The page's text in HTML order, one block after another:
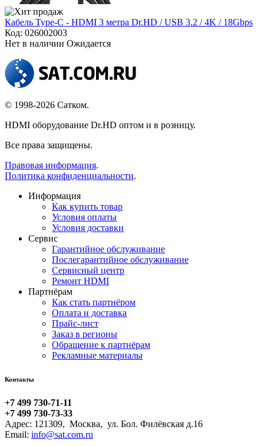
Кабель Type-C - HDMI 3 метра Dr.HD / USB 3.2 / 4K / 18Gbps
Код: 026002003
Нет в наличии Ожидается
© 1998-2026 Сатком.
HDMI оборудование Dr.HD оптом и в розницу.
Все права защищены.
Правовая информация.
Политика конфиденциальности.
Информация
Как купить товар
Условия оплаты
Условия доставки
Сервис
Гарантийное обслуживание
Послегарантийное обслуживание
Сервисный центр
Ремонт HDMI
Партнёрам
Как стать партнёром
Оплата и доставка
Прайс-лист
Заказ в регионы
Обращение к партнёрам
Рекламные материалы
Контакты
+7 499 730-71-11
+7 499 730-73-33
Адрес: 121309, Москва, ул. Бол. Филёвская д.16
Email: